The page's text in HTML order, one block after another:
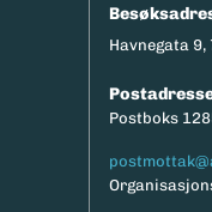
Havnegata
Postboks